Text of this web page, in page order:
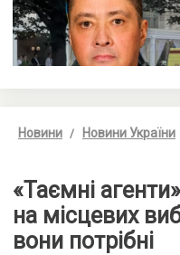
Новини Новини України
«Таємні
на місцевих
вони потрібні